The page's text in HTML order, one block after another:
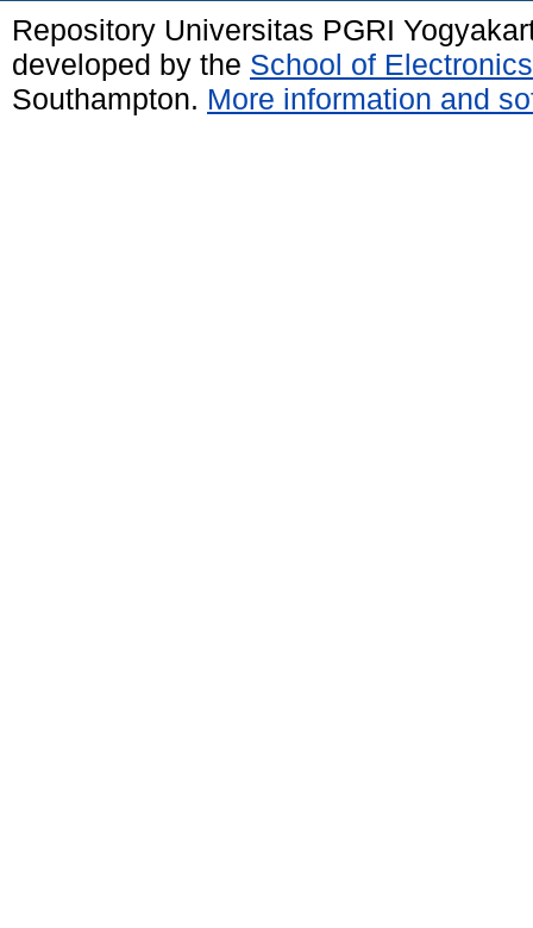
Repository Universitas PGRI
developed by the School of
Southampton. More information and